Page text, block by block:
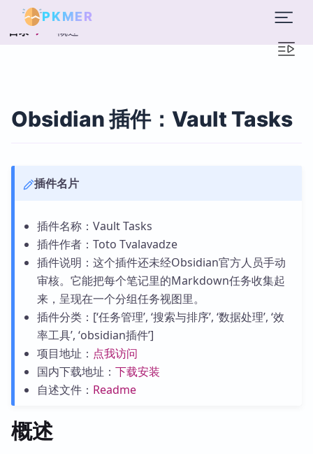
PKMER
目录 概述
Obsidian 插件：Vault Tasks
插件名片
插件名称：Vault Tasks
插件作者：Toto Tvalavadze
插件说明：这个插件还未经Obsidian官方人员手动
审核。它能把每个笔记里的Markdown任务收集起
来，呈现在一个分组任务视图里。
插件分类：[‘任务管理’, ‘搜索与排序’, ‘数据处理’, ‘效
率工具’, ‘obsidian插件’]
项目地址： 点我访问
国内下载地址： 下载安装
自述文件： Readme
概述